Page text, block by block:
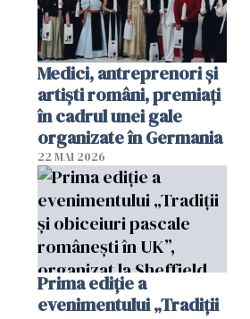
Medici, antreprenori și
artiști români, premiați
în cadrul unei gale
organizate în Germania
22 MAI 2026
Prima ediție a
evenimentului „Tradiții